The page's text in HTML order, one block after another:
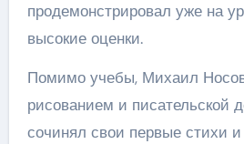
продемонстрировал уже на
высокие оценки.
Помимо учебы, Михаил
рисованием и писательской
сочинял свои первые стихи и